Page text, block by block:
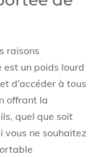
raisons
est un poids lourd
d’accéder à tous
offrant la
quel que soit
vous ne souhaitez